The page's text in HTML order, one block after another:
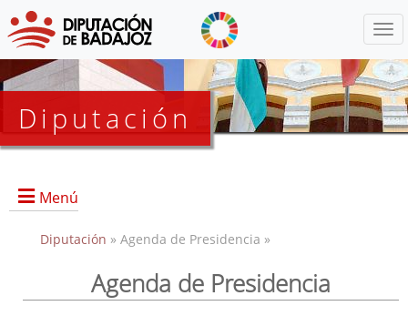
Diputación
Menú
Presidencia
Diputación » Agenda de Presidencia »
Agenda de Presidencia